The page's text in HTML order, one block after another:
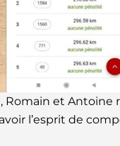
Romain et
l’esprit de